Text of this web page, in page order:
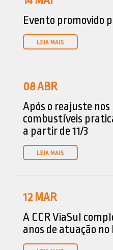
Evento promovido
08ABR
Após o reajuste nos
combustíveis
a partir de 11/3
12 MAR
A CCR ViaSul
anos de atuação no